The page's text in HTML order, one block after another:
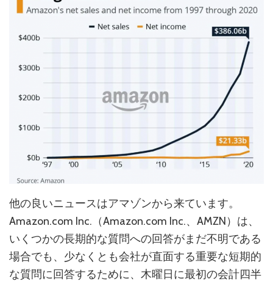
他の良いニュースはアマゾンから来ています。
Amazon.com Inc.（Amazon.com Inc.、AMZN）は、
いくつかの長期的な質問への回答がまだ不明である
場合でも、少なくとも会社が直面する重要な短期的
な質問に回答するために、木曜日に最初の会計四半